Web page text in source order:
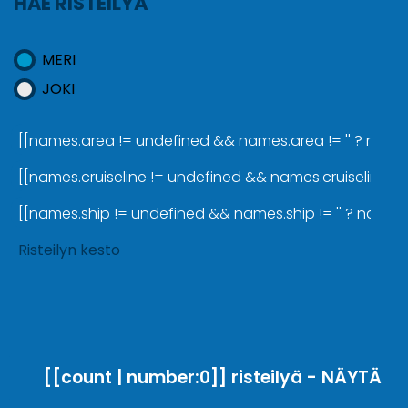
MERI
JOKI
[[names.area != undefined && names.area != '' ?
[[names.cruiseline != undefined && names.cruiseline
[[names.ship != undefined && names.ship != '' ?
Risteilyn kesto